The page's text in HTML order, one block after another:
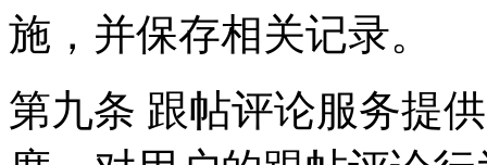
施，并保存相关记录。
第九条 跟帖评论服务提